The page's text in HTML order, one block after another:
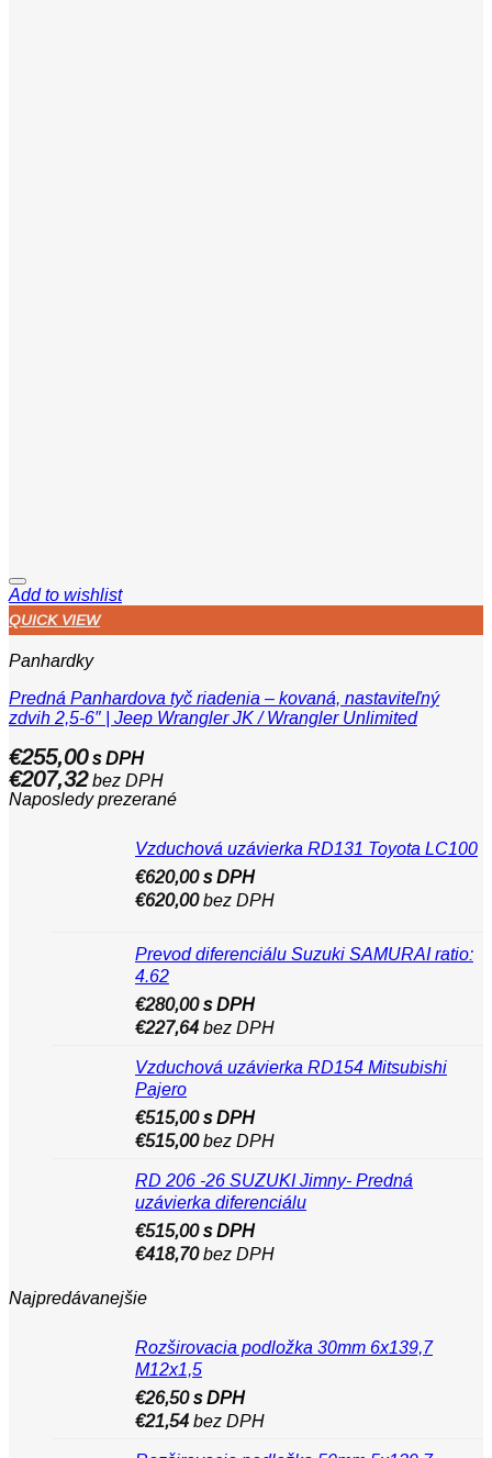
Add to wishlist
QUICK VIEW
Panhardky
Predná Panhardova tyč riadenia – kovaná, nastaviteľný
zdvih 2,5-6″ | Jeep Wrangler JK / Wrangler Unlimited
€255,00s DPH
€207,32bez DPH
Naposledy prezerané
Vzduchová uzávierka RD131 Toyota LC100
€620,00s DPH
€620,00bez DPH
Prevod diferenciálu Suzuki SAMURAI ratio:
4.62
€280,00s DPH
€227,64 bez DPH
Vzduchová uzávierka RD154 Mitsubishi
Pajero
€515,00s DPH
€515,00bez DPH
RD 206 -26 SUZUKI Jimny- Predná
uzávierka diferenciálu
€515,00s DPH
€418,70bez DPH
Najpredávanejšie
Rozširovacia podložka 30mm 6x139,7
M12x1,5
€26,50s DPH
€21,54 bez DPH